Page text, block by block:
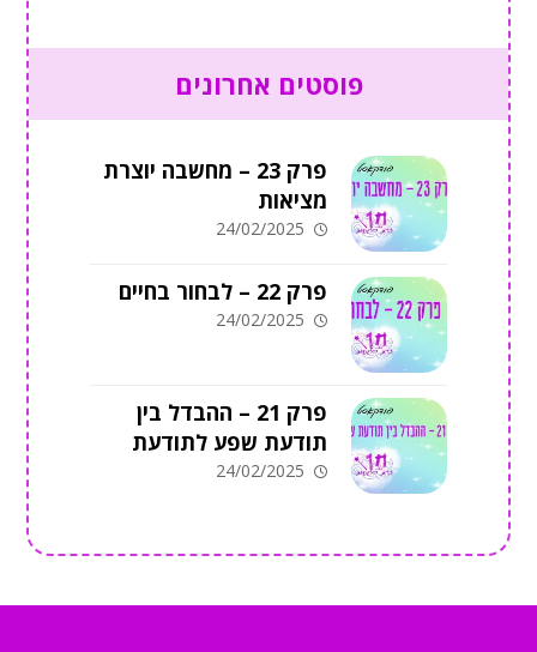
פוסטים אחרונים
פרק 23 – מחשבה יוצרת
מציאות
24/02/2025
פרק 22 – לבחור בחיים
24/02/2025
פרק 21 – ההבדל בין
תודעת שפע לתודעת
קורבן24/02/2025